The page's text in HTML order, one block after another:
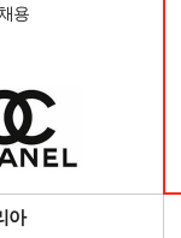
용
아